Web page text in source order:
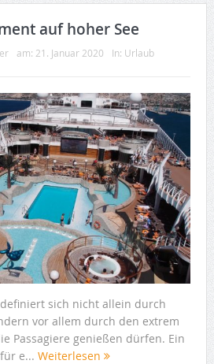
auf hoher See
am: 21. Januar 2020 In: Urlaub
sich nicht allein durch
vor allem durch den extrem
Passagiere genießen dürfen. Ein
e... Weiterlesen